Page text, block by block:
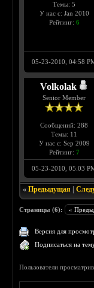
Темы: 5
У нас с: Jan 2010
Рейтинг: 6
05-23-2010, 04:58
Volkolak
Senior Member
Сообщений: 288
Темы: 11
У нас с: Sep 2009
Рейтинг: 7
05-23-2010, 05:03
«Предыдущая |
Страницы (6): «
Версия для
Подписаться на
Пользователи